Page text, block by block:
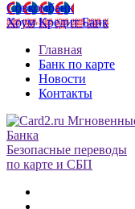
Совкомбанк
Хоум Кредит Банк
Главная
Банк по карте
Новости
Контакты
Безопасные переводы
по карте и СБП